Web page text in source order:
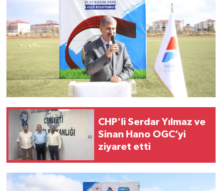
CHP'li Serdar Yılmaz ve
Sinan Hano OGC’yi
ziyaret etti